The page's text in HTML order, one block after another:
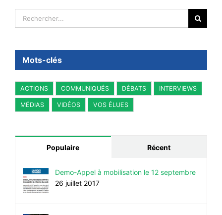
Rechercher:
Mots-clés
ACTIONS COMMUNIQUÉS DÉBATS INTERVIEWS
MÉDIAS VIDÉOS VOS ÉLUES
Populaire Récent
Demo-Appel à mobilisation le 12 septembre
26 juillet 2017